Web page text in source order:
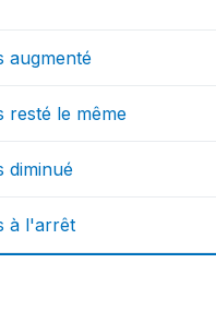
augmenté
resté le même
diminué
à l'arrêt